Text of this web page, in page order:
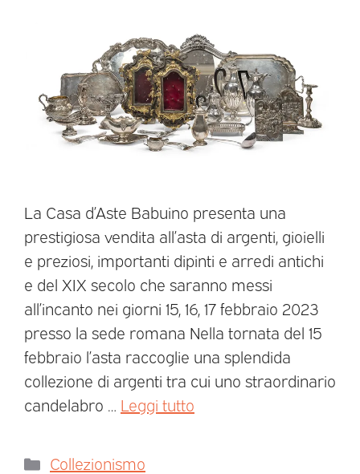
La Casa d’Aste Babuino presenta una
prestigiosa vendita all’asta di argenti, gioielli
e preziosi, importanti dipinti e arredi antichi
e del XIX secolo che saranno messi
all’incanto nei giorni 15, 16, 17 febbraio 2023
presso la sede romana Nella tornata del 15
febbraio l’asta raccoglie una splendida
collezione di argenti tra cui uno straordinario
candelabro … Leggi tutto
Collezionismo